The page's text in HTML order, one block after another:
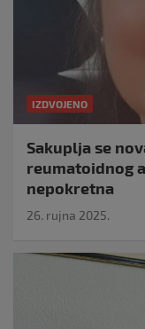
IZDVOJENO
Sakuplja se
reumatoidnog
nepokretna
26. rujna 2025.